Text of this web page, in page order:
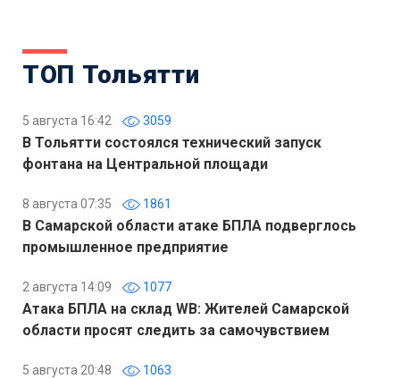
ТОП Тольятти
5 августа 16:42 3059
В Тольятти состоялся технический запуск
фонтана на Центральной площади
8 августа 07:35 1861
В Самарской области атаке БПЛА подверглось
промышленное предприятие
2 августа 14:09 1077
Атака БПЛА на склад WB: Жителей Самарской
области просят следить за самочувствием
5 августа 20:48 1063